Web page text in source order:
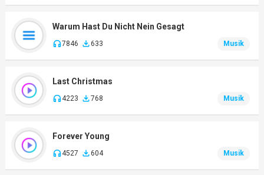
Warum Hast Du Nicht Nein Gesagt
7846 633 Musik
Last Christmas
4223 768 Musik
Forever Young
4527 604 Musik